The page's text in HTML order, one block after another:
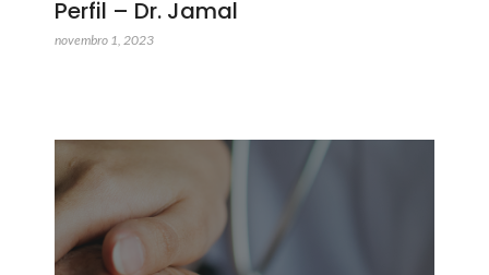
Perfil – Dr. Jamal
novembro 1, 2023